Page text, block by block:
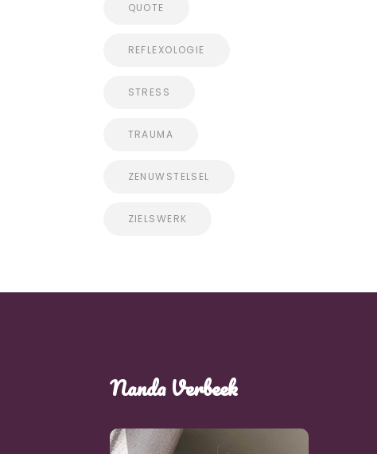
QUOTE
REFLEXOLOGIE
STRESS
TRAUMA
ZENUWSTELSEL
ZIELSWERK
Nanda Verbeek